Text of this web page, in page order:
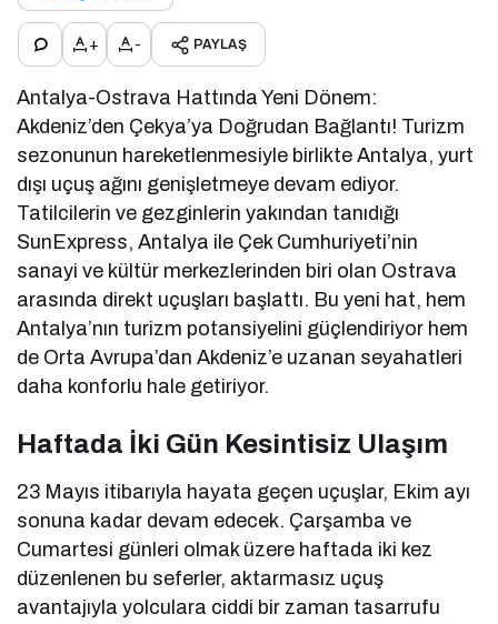
+ - PAYLAŞ
Antalya-Ostrava Hattında Yeni Dönem:
Akdeniz’den Çekya’ya Doğrudan Bağlantı! Turizm
sezonunun hareketlenmesiyle birlikte Antalya, yurt
dışı uçuş ağını genişletmeye devam ediyor.
Tatilcilerin ve gezginlerin yakından tanıdığı
SunExpress, Antalya ile Çek Cumhuriyeti’nin
sanayi ve kültür merkezlerinden biri olan Ostrava
arasında direkt uçuşları başlattı. Bu yeni hat, hem
Antalya’nın turizm potansiyelini güçlendiriyor hem
de Orta Avrupa’dan Akdeniz’e uzanan seyahatleri
daha konforlu hale getiriyor.
Haftada İki Gün Kesintisiz Ulaşım
23 Mayıs itibarıyla hayata geçen uçuşlar, Ekim ayı
sonuna kadar devam edecek. Çarşamba ve
Cumartesi günleri olmak üzere haftada iki kez
düzenlenen bu seferler, aktarmasız uçuş
avantajıyla yolculara ciddi bir zaman tasarrufu